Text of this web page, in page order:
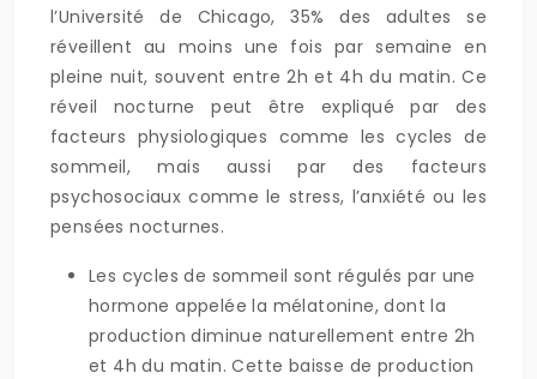
l’Université de Chicago, 35% des adultes se
réveillent au moins une fois par semaine en
pleine nuit, souvent entre 2h et 4h du matin. Ce
réveil nocturne peut être expliqué par des
facteurs physiologiques comme les cycles de
sommeil, mais aussi par des facteurs
psychosociaux comme le stress, l’anxiété ou les
pensées nocturnes.
Les cycles de sommeil sont régulés par une
hormone appelée la mélatonine, dont la
production diminue naturellement entre 2h
et 4h du matin. Cette baisse de production